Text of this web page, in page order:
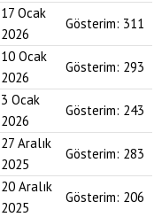
17 Ocak
2026
Gösterim: 311
10 Ocak
2026
Gösterim: 293
3 Ocak
2026
Gösterim: 243
27 Aralık
2025
Gösterim: 283
20 Aralık
2025
Gösterim: 206